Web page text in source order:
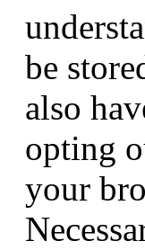
be
also
opting
your